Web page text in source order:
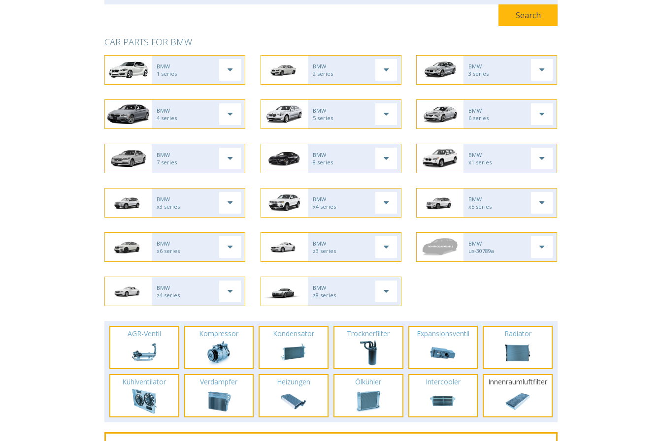
CAR PARTS FOR BMW
BMW
1 series
BMW
2 series
BMW
3 series
BMW
4 series
BMW
5 series
BMW
6 series
BMW
7 series
BMW
8 series
BMW
x1 series
BMW
x3 series
BMW
x4 series
BMW
x5 series
BMW
x6 series
BMW
z3 series
BMW
us-30789a
BMW
z4 series
BMW
z8 series
AGR-Ventil Kompressor Kondensator Trocknerfilter Expansionsventil Radiator
Kühlventilator Verdampfer Heizungen Ölkühler Intercooler Innenraumluftfilter